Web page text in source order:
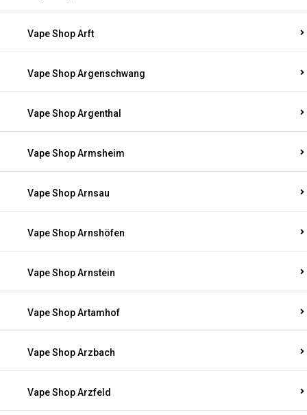
Vape Shop Arft
Vape Shop Argenschwang
Vape Shop Argenthal
Vape Shop Armsheim
Vape Shop Arnsau
Vape Shop Arnshöfen
Vape Shop Arnstein
Vape Shop Artamhof
Vape Shop Arzbach
Vape Shop Arzfeld